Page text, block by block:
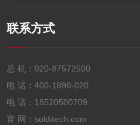
联系方式
总 机：020-87572500
电 话：400-1898-020
电 话： 18520500709
官 网：solditech.com